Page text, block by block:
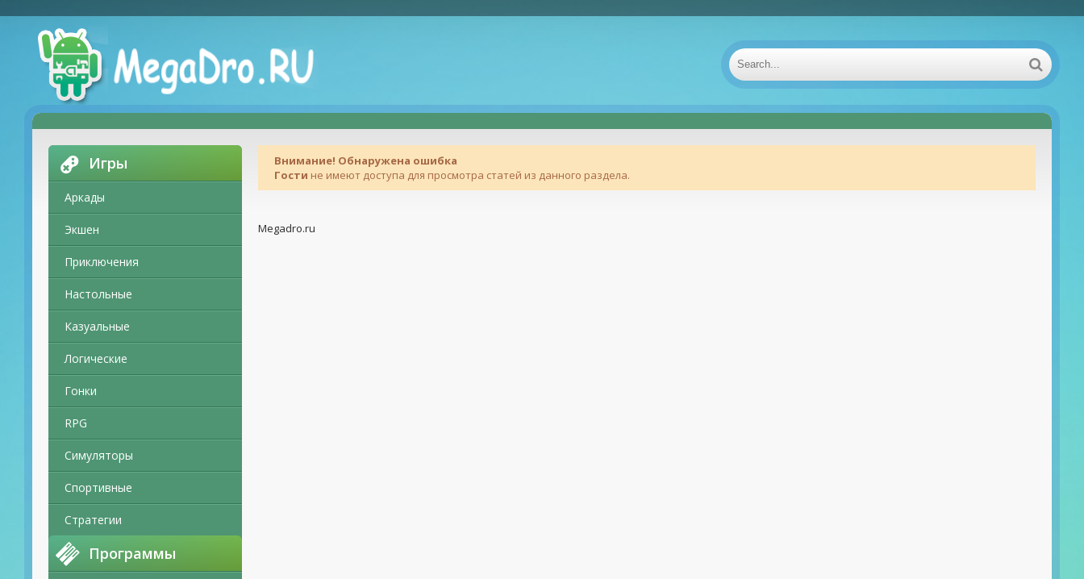
Игры
Аркады
Экшен
Приключения
Настольные
Казуальные
Логические
Гонки
RPG
Симуляторы
Спортивные
Стратегии
Программы
Внимание! Обнаружена ошибка
Гости не имеют доступа для просмотра статей из данного раздела.
Megadro.ru